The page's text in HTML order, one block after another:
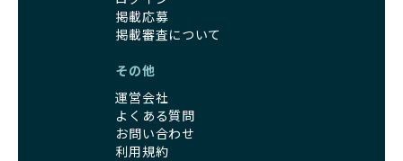
掲載応募
掲載審査について
その他
運営会社
よくある質問
お問い合わせ
利用規約